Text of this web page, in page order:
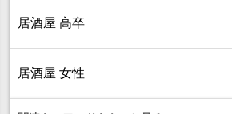
居酒屋 高卒
居酒屋 女性